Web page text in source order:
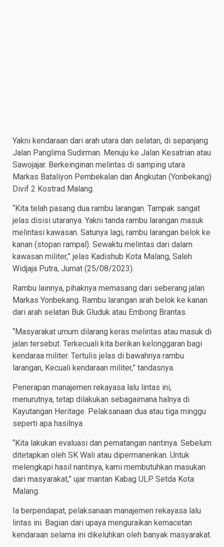
Yakni kendaraan dari arah utara dan selatan, di sepanjang
Jalan Panglima Sudirman. Menuju ke Jalan Kesatrian atau
Sawojajar. Berkeinginan melintas di samping utara
Markas Bataliyon Pembekalan dan Angkutan (Yonbekang)
Divif 2 Kostrad Malang.
“Kita telah pasang dua rambu larangan. Tampak sangat
jelas disisi utaranya. Yakni tanda rambu larangan masuk
melintasi kawasan. Satunya lagi, rambu larangan belok ke
kanan (stopan rampal). Sewaktu melintas dari dalam
kawasan militer,” jelas Kadishub Kota Malang, Saleh
Widjaja Putra, Jumat (25/08/2023).
Rambu lainnya, pihaknya memasang dari seberang jalan
Markas Yonbekang. Rambu larangan arah belok ke kanan
dari arah selatan Buk Gluduk atau Embong Brantas.
“Masyarakat umum dilarang keras melintas atau masuk di
jalan tersebut. Terkecuali kita berikan kelonggaran bagi
kendaraa militer. Tertulis jelas di bawahnya rambu
larangan, Kecuali kendaraan militer,” tandasnya.
Penerapan manajemen rekayasa lalu lintas ini,
menurutnya, tetap dilakukan sebagaimana halnya di
Kayutangan Heritage. Pelaksanaan dua atau tiga minggu
seperti apa hasilnya.
“Kita lakukan evaluasi dan pematangan nantinya. Sebelum
ditetapkan oleh SK Wali atau dipermanenkan. Untuk
melengkapi hasil nantinya, kami membutuhkan masukan
dari masyarakat,” ujar mantan Kabag ULP Setda Kota
Malang.
Ia berpendapat, pelaksanaan manajemen rekayasa lalu
lintas ini. Bagian dari upaya menguraikan kemacetan
kendaraan selama ini dikeluhkan oleh banyak masyarakat.